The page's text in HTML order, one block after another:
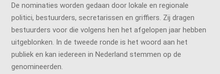
De nominaties worden gedaan door lokale en regionale
politici, bestuurders, secretarissen en griffiers. Zij dragen
bestuurders voor die volgens hen het afgelopen jaar hebben
uitgeblonken. In de tweede ronde is het woord aan het
publiek en kan iedereen in Nederland stemmen op de
genomineerden.